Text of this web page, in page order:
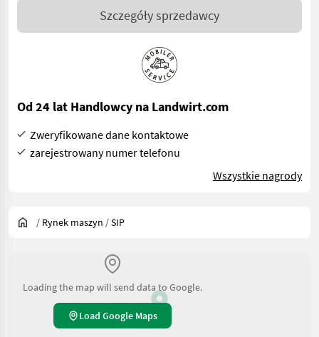
Szczegóły sprzedawcy
Od 24 lat Handlowcy na Landwirt.com
Zweryfikowane dane kontaktowe
zarejestrowany numer telefonu
Wszystkie nagrody
/ Rynek maszyn /SIP
Loading the map will send data to Google.
Load Google Maps